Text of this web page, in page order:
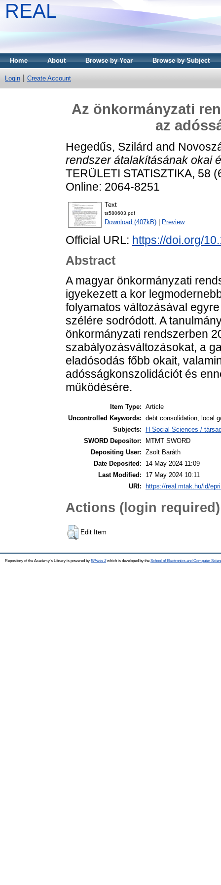
REAL
Home About Browse by Year Browse by Subject
Login Create Account
Az önkormányzati
az
Hegedűs, Szilárd and
rendszer átalakításának okai
TERÜLETI STATISZTIKA, 58
Online: 2064-8251
Text
ts580603.pdf
Download (407kB) Preview
Official URL: https://doi.org/
Abstract
A magyar önkormányzati
igyekezett a kor
folyamatos változásával
szélére sodródott. A
önkormányzati rendszerben
szabályozásváltozásokat, a
eladósodás főbb okait,
adósságkonszolidációt és
működésére.
Item Type: Article
Uncontrolled Keywords: debt consolidation, local
Subjects:
H Social Sciences /
SWORD Depositor:
MTMT SWORD
Depositing User: Zsolt Baráth
Date Deposited:
14 May 2024 11:09
Last Modified:
17 May 2024 10:11
URI:
https://real.mtak.hu/id/
Actions (login required)
Edit Item
Repository of the Academy's Library is powered by EPrints 3which is developed by the School of Electronics and Computer